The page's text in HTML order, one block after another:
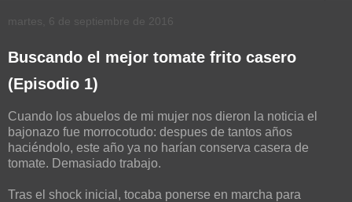
martes, 6 de septiembre de 2016
Buscando el mejor tomate frito casero
(Episodio 1)
Cuando los abuelos de mi mujer nos dieron la noticia el
bajonazo fue morrocotudo: despues de tantos años
haciéndolo, este año ya no harían conserva casera de
tomate. Demasiado trabajo.
Tras el shock inicial, tocaba ponerse en marcha para